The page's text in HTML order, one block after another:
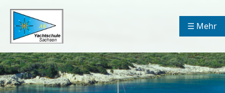
☰ Mehr